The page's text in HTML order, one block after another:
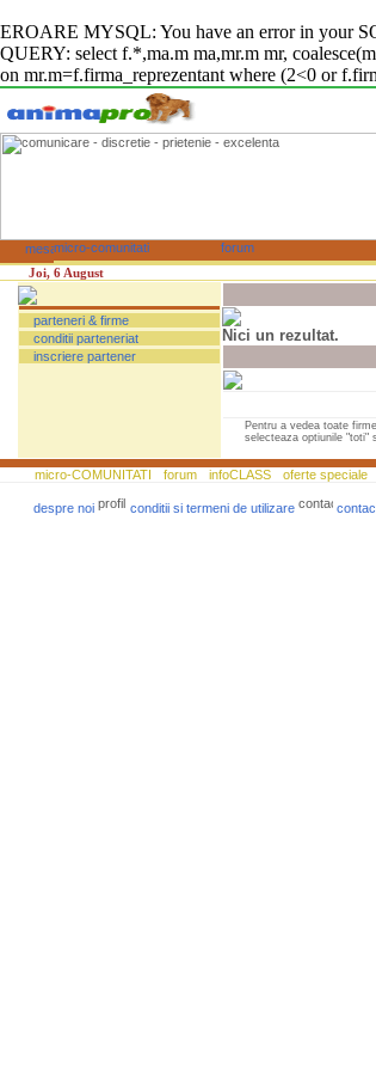
EROARE MYSQL: You have an error in your
QUERY: select f.*,ma.m ma,mr.m mr,
on mr.m=f.firma_reprezentant where (2<0 or
Joi, 6 August
parteneri & firme
conditii parteneriat
inscriere partener
Nici un rezultat.
Pentru a vedea toate
selecteaza optiunile "toti" si
micro-COMUNITATI forum infoCLASS oferte speciale
despre noi conditii si termeni de utilizare